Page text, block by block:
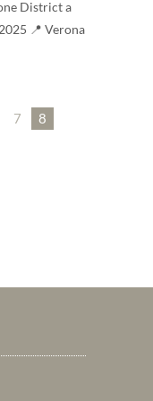
District a
📍 Verona
7 8